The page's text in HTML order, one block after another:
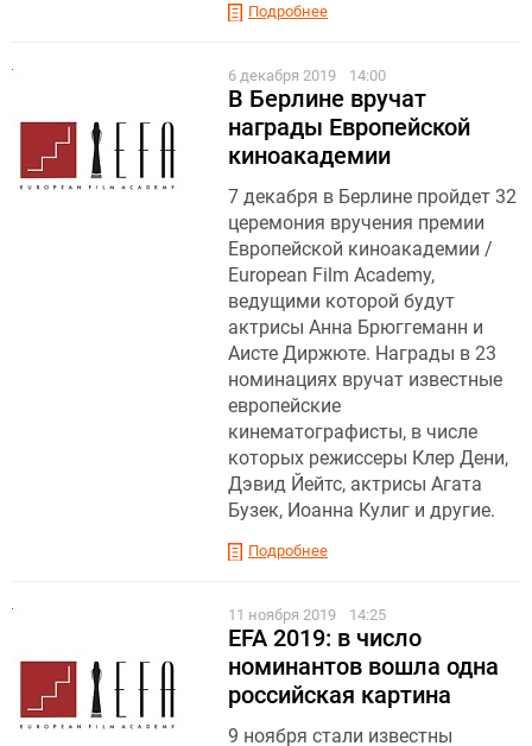
Подробнее
6 декабря 2019 14:00
В Берлине вручат
награды Европейской
киноакадемии
7 декабря в Берлине пройдет 32
церемония вручения премии
Европейской киноакадемии /
European Film Academy,
ведущими которой будут
актрисы Анна Брюггеманн и
Аисте Диржюте. Награды в 23
номинациях вручат известные
европейские
кинематографисты, в числе
которых режиссеры Клер Дени,
Дэвид Йейтс, актрисы Агата
Бузек, Иоанна Кулиг и другие.
Подробнее
11 ноября 2019 14:25
EFA 2019: в число
номинантов вошла одна
российская картина
9 ноября стали известны